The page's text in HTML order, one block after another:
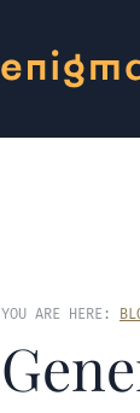
YOU ARE HERE: